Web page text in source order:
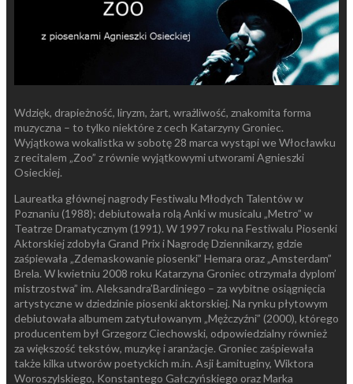
Wdzięk, drapieżność, liryzm, żart, wrażliwość, znakomita forma
muzyczna – to tylko niektóre z cech Katarzyny Groniec.
Wyjątkowa wokalistka w sobotę 28 marca wystąpi we Włocławku
z recitalem „Zoo” z równie wyjątkowymi utworami Agnieszki
Osieckiej.
Laureatka głównej nagrody Festiwalu Młodych Talentów w
Poznaniu (1988); debiutowała rolą Anki w musicalu „Metro” w
Teatrze Dramatycznym (1991). W 1997 roku na Festiwalu Piosenki
Aktorskiej zdobyła Grand Prix i Nagrodę Dziennikarzy, gdzie
zaśpiewała „Zdemaskowanie piosenki” Hemara oraz „Amsterdam”
Brela. W kwietniu 2008 roku Katarzyna Groniec otrzymała dyplom’
mistrzostwa” im. Aleksandra’Bardiniego – za wybitne osiągnięcia
artystyczne w dziedzinie piosenki aktorskiej. Na rynku płytowym
debiutowała albumem zatytułowanym „Mężczyźni” (2000), którego
producentem był Grzegorz Ciechowski, odpowiedzialny również
za większość tekstów, muzykę i aranżacje. Groniec zaśpiewała
także kilka utworów poetyckich m.in. Asji Łamituginy, Wiktora
Woroszylskiego, Konstantego Gałczyńskiego oraz Marka